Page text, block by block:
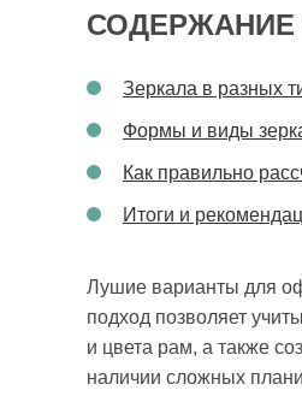
СОДЕРЖАНИЕ
Зеркала в разных
Формы и виды
Как правильно
Итоги и
Лушие варианты для
подход позволяет
и цвета рам, а также
наличии сложных